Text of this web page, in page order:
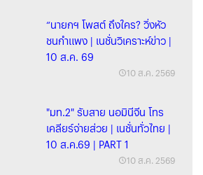
“นายกฯ โพสต์ ถึงใคร? วิ่งหัว
ชนกำแพง | เนชั่นวิเคราะห์ข่าว |
10 ส.ค. 69
10 ส.ค. 2569
"มท.2" รับสาย นอมินีจีน โทร
เคลียร์จ่ายส่วย | เนชั่นทั่วไทย |
10 ส.ค.69 | PART 1
10 ส.ค. 2569